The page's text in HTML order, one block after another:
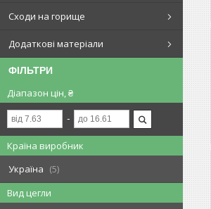
Сходи на горище
Додаткові матеріали
ФІЛЬТРИ
Діапазон цін, ₴
Країна виробник
Україна
5
Вид цегли